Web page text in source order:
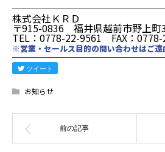
株式会社ＫＲＤ
〒915-0836 福井県越前市野上町
TEL：0778-22-9561 FAX：0778-
※営業・セールス目的の問い合わせはご遠
ツイート
お知らせ